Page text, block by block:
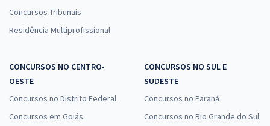
Concursos Tribunais
Residência Multiprofissional
CONCURSOS NO CENTRO-
OESTE
Concursos no Distrito Federal
Concursos em Goiás
CONCURSOS NO SUL E
SUDESTE
Concursos no Paraná
Concursos no Rio Grande do Sul